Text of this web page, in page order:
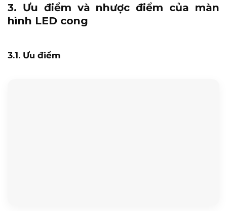
3. Ưu điểm và nhược điểm của màn
hình LED cong
3.1. Ưu điểm